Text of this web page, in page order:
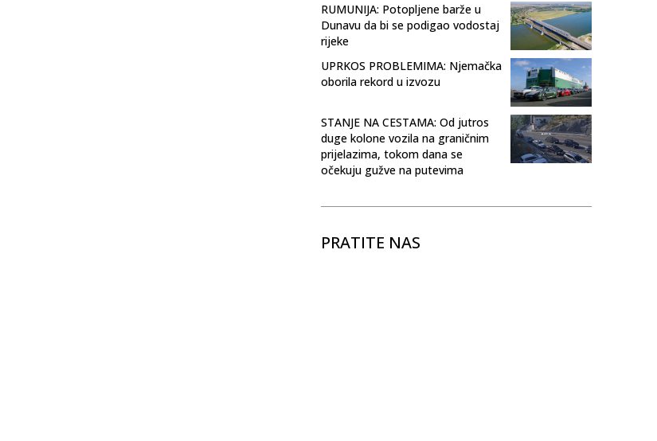
RUMUNIJA: Potopljene barže u
Dunavu da bi se podigao vodostaj
rijeke
UPRKOS PROBLEMIMA: Njemačka
oborila rekord u izvozu
STANJE NA CESTAMA: Od jutros
duge kolone vozila na graničnim
prijelazima, tokom dana se
očekuju gužve na putevima
PRATITE NAS